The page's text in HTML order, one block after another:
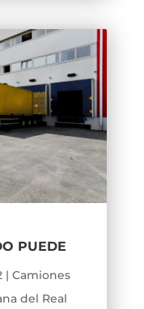
PUEDE
| Camiones
del Real